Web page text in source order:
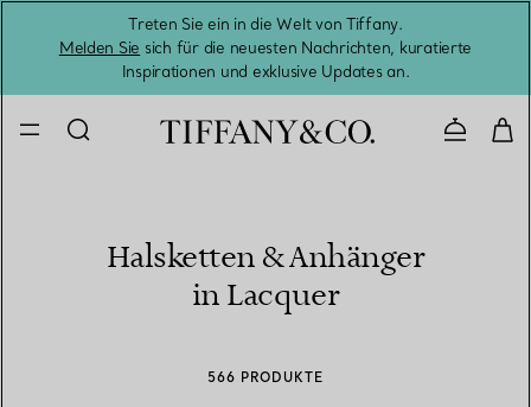
Treten Sie ein in die Welt von Tiffany.
Melden Sie sich für die neuesten Nachrichten, kuratierte
Inspirationen und exklusive Updates an.
Halsketten & Anhänger
in Lacquer
566 PRODUKTE